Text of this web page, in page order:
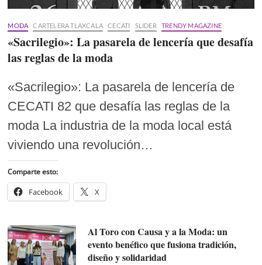
MODA CARTELERA TLAXCALA CECATI SLIDER TRENDY MAGAZINE
«Sacrilegio»: La pasarela de lencería que desafía
las reglas de la moda
«Sacrilegio»: La pasarela de lencería de
CECATI 82 que desafía las reglas de la
moda La industria de la moda local está
viviendo una revolución…
Comparte esto:
Facebook X
Al Toro con Causa y a la Moda: un
evento benéfico que fusiona tradición,
diseño y solidaridad